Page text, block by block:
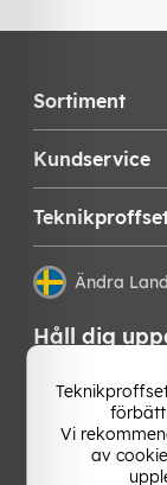
Sortiment
Kundservice
Ändra Land
Håll dig
Få de senaste
bästa tipsen
vårt nyhetsbrev!
Vi
av